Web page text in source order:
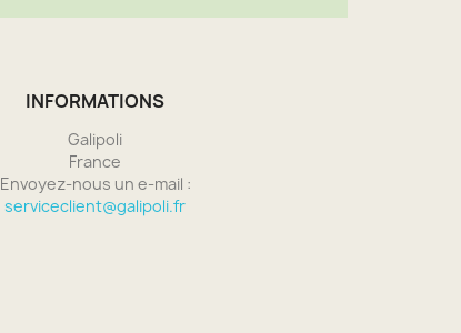
INFORMATIONS
Galipoli
France
Envoyez-nous un e-mail :
serviceclient@galipoli.fr